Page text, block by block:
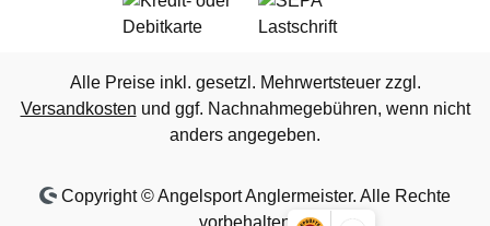
Alle Preise inkl. gesetzl. Mehrwertsteuer zzgl.
Versandkosten und ggf. Nachnahmegebühren, wenn nicht
anders angegeben.
Copyright © Angelsport Anglermeister. Alle Rechte
vorbehalten